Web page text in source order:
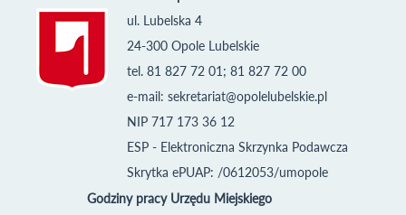
ul. Lubelska 4
24-300 Opole Lubelskie
tel. 81 827 72 01; 81 827 72 00
e-mail: sekretariat@opolelubelskie.pl
NIP 717 173 36 12
ESP - Elektroniczna Skrzynka Podawcza
Skrytka ePUAP: /0612053/umopole
Godziny pracy Urzędu Miejskiego